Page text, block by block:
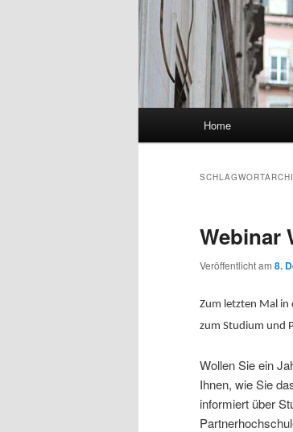
Home
Webinar
Veröffentlicht am 8.
Zum letzten Mal in
zum Studium und
Wollen Sie ein
Ihnen, wie Sie
informiert über